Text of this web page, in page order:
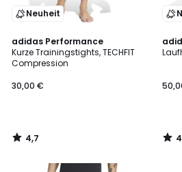
Neuheit
adidas Performance
Kurze Trainingstights, TECHFIT
Compression
30,00 €
4,7
/ 5
4,7
/
4,7
/ 5
/